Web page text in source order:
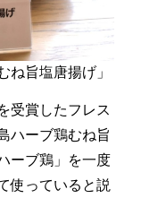
旨塩唐揚げ」
受賞したフレス
ハーブ鶏むね旨
ーブ鶏」を一度
使っていると説